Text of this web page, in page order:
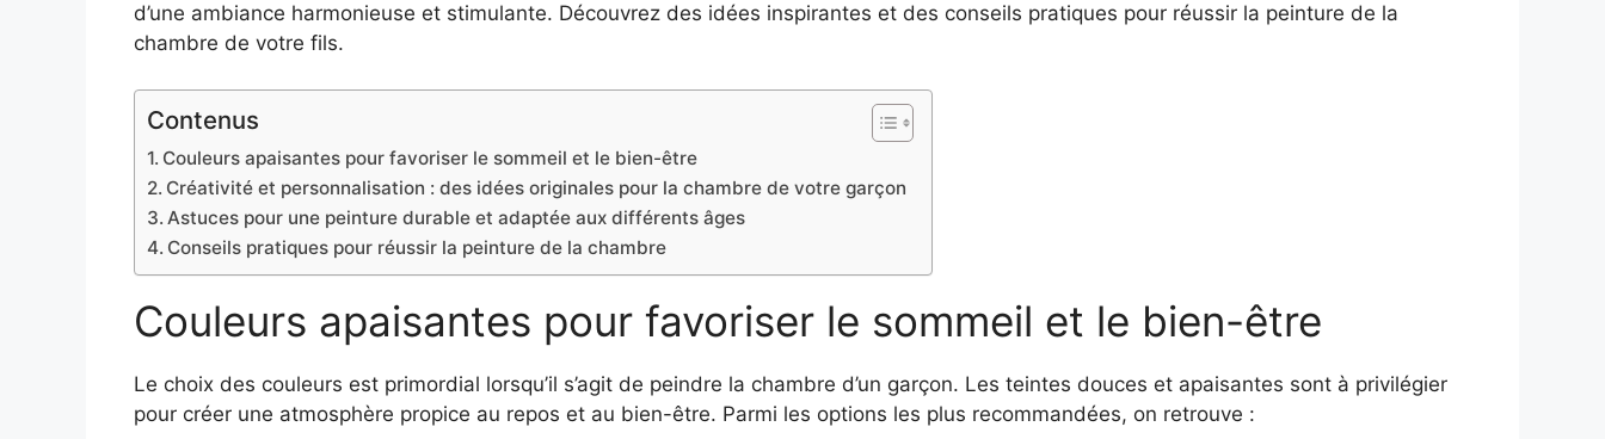
d’une ambiance harmonieuse et stimulante. Découvrez des idées inspirantes et des conseils pratiques pour réussir la peinture de la
chambre de votre fils.
Contenus
Couleurs apaisantes pour favoriser le sommeil et le bien-être
Créativité et personnalisation : des idées originales pour la chambre de votre garçon
Astuces pour une peinture durable et adaptée aux différents âges
Conseils pratiques pour réussir la peinture de la chambre
Couleurs apaisantes pour favoriser le sommeil et le bien-être
Le choix des couleurs est primordial lorsqu’il s’agit de peindre la chambre d’un garçon. Les teintes douces et apaisantes sont à privilégier
pour créer une atmosphère propice au repos et au bien-être. Parmi les options les plus recommandées, on retrouve :